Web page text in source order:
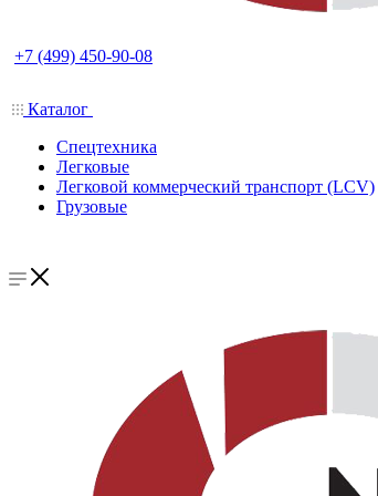
+7 (499) 450-90-08
Каталог
Спецтехника
Легковые
Легковой коммерческий транспорт (LCV)
Грузовые